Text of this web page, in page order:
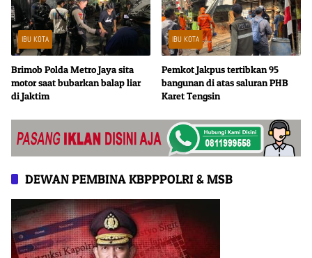
IBU KOTA
Brimob Polda Metro Jaya sita
motor saat bubarkan balap liar
di Jaktim
IBU KOTA
Pemkot Jakpus tertibkan 95
bangunan di atas saluran PHB
Karet Tengsin
DEWAN PEMBINA KBPPPOLRI & MSB